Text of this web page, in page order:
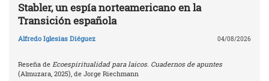
Stabler, un espía norteamericano en la
Transición española
Alfredo Iglesias Diéguez 04/08/2026
Reseña de Ecoespiritualidad para laicos. Cuadernos de apuntes
(Almuzara, 2025), de Jorge Riechmann